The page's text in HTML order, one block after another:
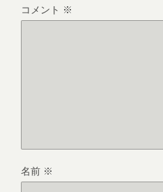
コメント ※
名前 ※